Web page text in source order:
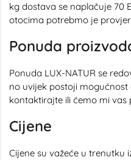
kg dostava se naplačuje 70
otocima potrebmo je
Ponuda
Ponuda LUX-NATUR se
no uvijek postoji mogućnost
kontaktirajte ili ćemo mi
Cijene
Cijene su važeće u trenutku